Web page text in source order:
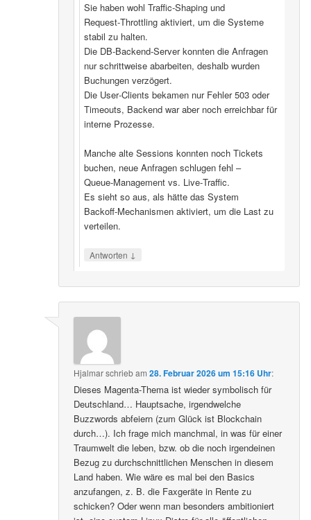
Sie haben wohl Traffic‑Shaping und
Request‑Throttling aktiviert, um die Systeme
stabil zu halten.
Die DB‑Backend-Server konnten die Anfragen
nur schrittweise abarbeiten, deshalb wurden
Buchungen verzögert.
Die User‑Clients bekamen nur Fehler 503 oder
Timeouts, Backend war aber noch erreichbar für
interne Prozesse.
Manche alte Sessions konnten noch Tickets
buchen, neue Anfragen schlugen fehl –
Queue‑Management vs. Live‑Traffic.
Es sieht so aus, als hätte das System
Backoff‑Mechanismen aktiviert, um die Last zu
verteilen.
Antworten ↓
Hjalmarschriebam28. Februar 2026 um 15:16 Uhr:
Dieses Magenta-Thema ist wieder symbolisch für
Deutschland… Hauptsache, irgendwelche
Buzzwords abfeiern (zum Glück ist Blockchain
durch…). Ich frage mich manchmal, in was für einer
Traumwelt die leben, bzw. ob die noch irgendeinen
Bezug zu durchschnittlichen Menschen in diesem
Land haben. Wie wäre es mal bei den Basics
anzufangen, z. B. die Faxgeräte in Rente zu
schicken? Oder wenn man besonders ambitioniert